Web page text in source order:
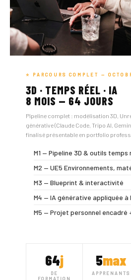
⭐ PARCOURS COMPLET —
3D · TEMPS RÉEL · IA
8 MOIS — 64 JOURS
Pipeline complet : modélisation 3D,
générative (Claude Code, Tripo AI,
finalisé présentable en portfolio
M1 — Pipeline 3D & outils temps
M2 — UE5 Environnements,
M3 — Blueprint & interactivité
M4 — IA générative appliquée à
M5 — Projet personnel encadré
64j
DE
FORMATION
5max
APPRENANTS